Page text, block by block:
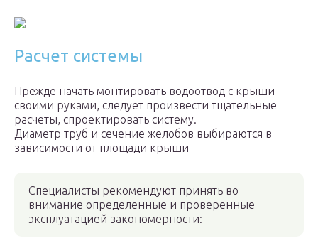
Расчет системы
Прежде начать монтировать водоотвод с крыши
своими руками, следует произвести тщательные
расчеты, спроектировать систему.
Диаметр труб и сечение желобов выбираются в
зависимости от площади крыши
Специалисты рекомендуют принять во
внимание определенные и проверенные
эксплуатацией закономерности: